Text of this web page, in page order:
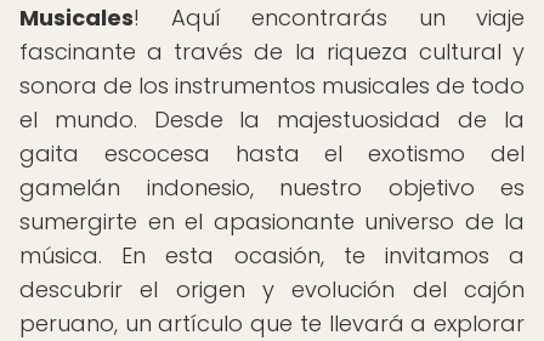
Musicales! Aquí encontrarás un viaje
fascinante a través de la riqueza cultural y
sonora de los instrumentos musicales de todo
el mundo. Desde la majestuosidad de la
gaita escocesa hasta el exotismo del
gamelán indonesio, nuestro objetivo es
sumergirte en el apasionante universo de la
música. En esta ocasión, te invitamos a
descubrir el origen y evolución del cajón
peruano, un artículo que te llevará a explorar